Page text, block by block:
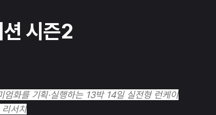
시즌2
화를 기획·실행하는 13박 14일 실전형 런케이
서치